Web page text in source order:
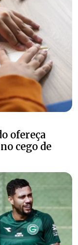
ofereça
cego de